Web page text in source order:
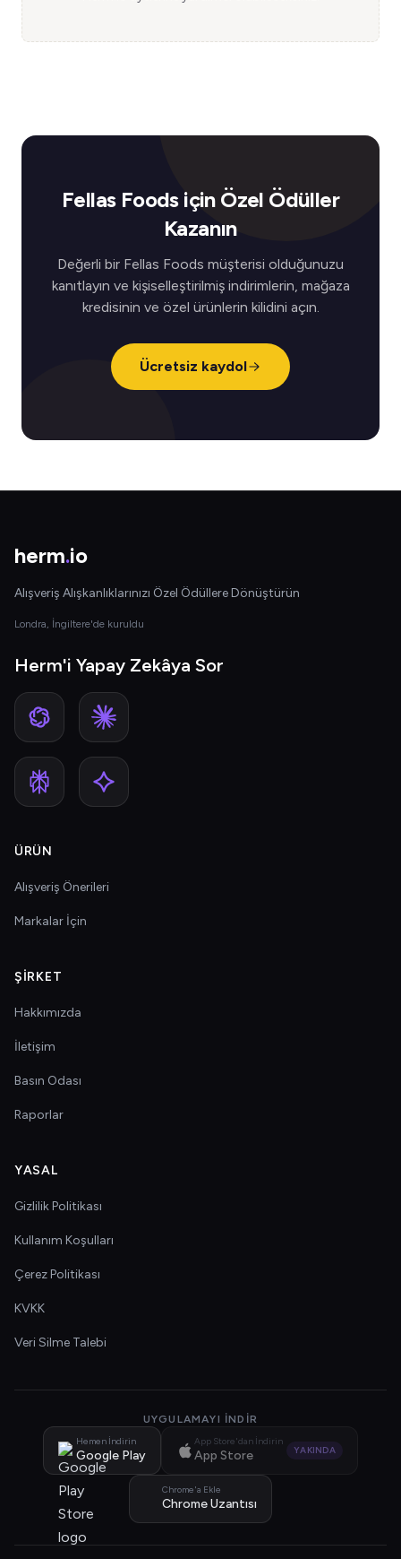
Fellas Foods için Özel Ödüller
Kazanın
Değerli bir Fellas Foods müşterisi olduğunuzu
kanıtlayın ve kişiselleştirilmiş indirimlerin, mağaza
kredisinin ve özel ürünlerin kilidini açın.
Ücretsiz kaydol
herm.io
Alışveriş Alışkanlıklarınızı Özel Ödüllere Dönüştürün
Londra, İngiltere'de kuruldu
Herm'i Yapay Zekâya Sor
ÜRÜN
Alışveriş Önerileri
Markalar İçin
ŞIRKET
Hakkımızda
İletişim
Basın Odası
Raporlar
YASAL
Gizlilik Politikası
Kullanım Koşulları
Çerez Politikası
KVKK
Veri Silme Talebi
UYGULAMAYI İNDIR
Hemen İndirin
Google Play
App Store'dan İndirin
App Store YAKINDA
Chrome'a Ekle
Chrome Uzantısı